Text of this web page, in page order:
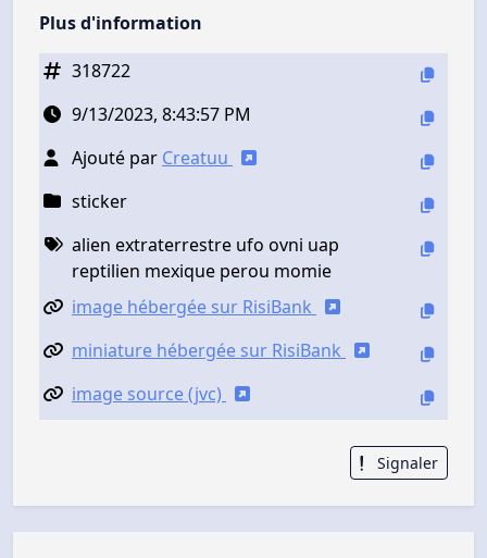
Plus d'information
318722
9/13/2023, 8:43:57 PM
Ajouté par Creatuu
sticker
alien extraterrestre ufo ovni uap
reptilien mexique perou momie
image hébergée sur RisiBank
miniature hébergée sur RisiBank
image source (jvc)
Signaler